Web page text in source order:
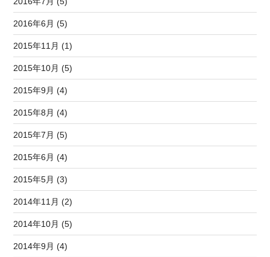
2016年6月 (5)
2015年11月 (1)
2015年10月 (5)
2015年9月 (4)
2015年8月 (4)
2015年7月 (5)
2015年6月 (4)
2015年5月 (3)
2014年11月 (2)
2014年10月 (5)
2014年9月 (4)